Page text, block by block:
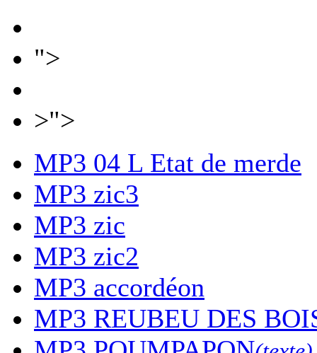
">
>">
MP3 04 L Etat de merde
MP3 zic3
MP3 zic
MP3 zic2
MP3 accordéon
MP3 REUBEU DES